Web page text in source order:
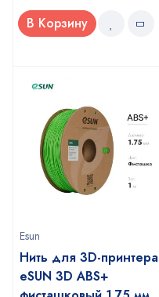
В Корзину
Esun
Нить для 3D-принтера
eSUN 3D ABS+